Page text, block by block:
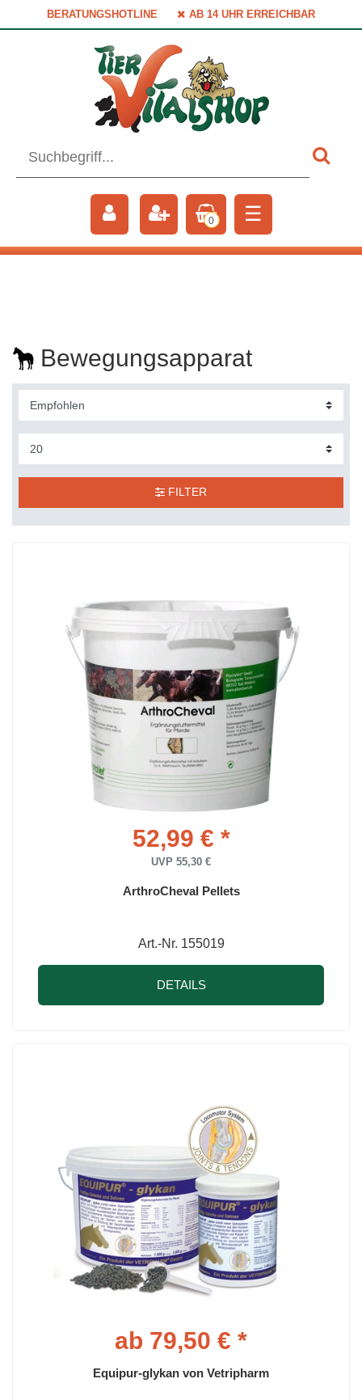
BERATUNGSHOTLINE AB 14 UHR ERREICHBAR
0 ☰
Bewegungsapparat
FILTER
52,99 € *
UVP 55,30 €
ArthroCheval Pellets
Art.-Nr. 155019
DETAILS
ab 79,50 € *
Equipur-glykan von Vetripharm